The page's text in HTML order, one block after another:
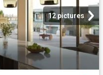
12 pictures